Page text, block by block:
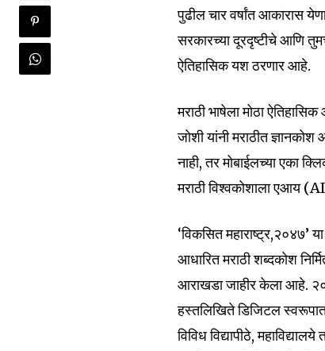
पुढील चार वर्षांत आकारास
सरकारच्या दूरदृष्टीचे आणि
ऐतिहासिक यश ठरणार आहे.
मराठी भाषेला मोठा
जोशी यांनी मराठीत
नाही, तर मोबाईलच्या एका
मराठी विश्वकोशाला एआय
‘विकसित महाराष्ट्र,२०४७’
आधारित मराठी शब्दकोश
आराखडा जाहीर केला आहे.
हस्तलिखिते डिजिटल
विविध विद्यापीठे,